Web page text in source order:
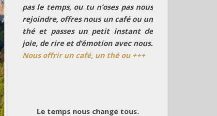
pas le temps, ou tu n’oses pas nous
rejoindre, offres nous un café ou un
thé et passes un petit instant de
joie, de rire et d’émotion avec nous.
Nous offrir un café, un thé ou +++
Le temps nous change tous.